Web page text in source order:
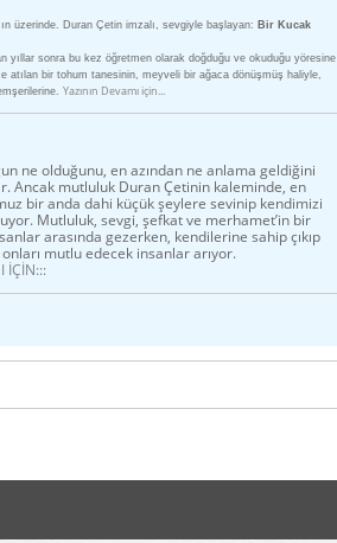
üzerinde. Duran Çetin imzalı, sevgiyle başlayan: Bir Kucak
yıllar sonra bu kez öğretmen olarak doğduğu ve okuduğu yöresine
atılan bir tohum tanesinin, meyveli bir ağaca dönüşmüş haliyle,
Yazının Devamı için...
ne olduğunu, en azından ne anlama geldiğini
Ancak mutluluk Duran Çetinin kaleminde, en
bir anda dahi küçük şeylere sevinip kendimizi
Mutluluk, sevgi, şefkat ve merhamet’in bir
arasında gezerken, kendilerine sahip çıkıp
mutlu edecek insanlar arıyor.
İÇİN:::